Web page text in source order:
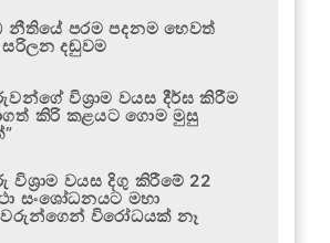
නීතියේ පරම පදනම හෙවත්
සරිලන දඬුවම
විශ්‍රාම වයස දීර්ඝ කිරීම
කිරි කළයට ගොම මුසු
වයස දිගු කිරීමේ 22
සංශෝධනයට මහා
විරෝධයක් නෑ